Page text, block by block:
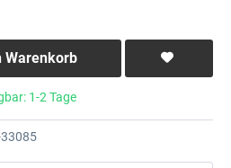
Warenkorb
1-2 Tage
33085